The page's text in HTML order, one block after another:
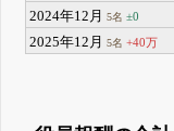
2024年12月5名 ±0
2025年12月5名 +40万